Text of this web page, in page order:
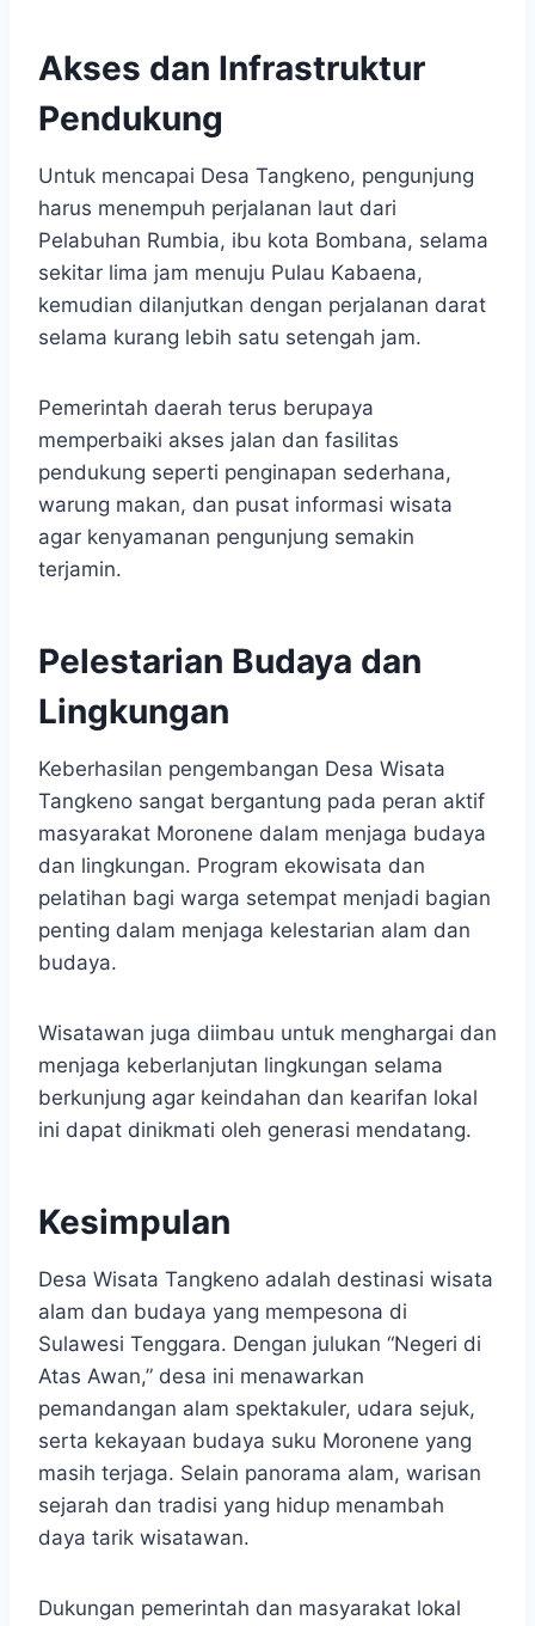
Akses dan Infrastruktur
Pendukung
Untuk mencapai Desa Tangkeno, pengunjung
harus menempuh perjalanan laut dari
Pelabuhan Rumbia, ibu kota Bombana, selama
sekitar lima jam menuju Pulau Kabaena,
kemudian dilanjutkan dengan perjalanan darat
selama kurang lebih satu setengah jam.
Pemerintah daerah terus berupaya
memperbaiki akses jalan dan fasilitas
pendukung seperti penginapan sederhana,
warung makan, dan pusat informasi wisata
agar kenyamanan pengunjung semakin
terjamin.
Pelestarian Budaya dan
Lingkungan
Keberhasilan pengembangan Desa Wisata
Tangkeno sangat bergantung pada peran aktif
masyarakat Moronene dalam menjaga budaya
dan lingkungan. Program ekowisata dan
pelatihan bagi warga setempat menjadi bagian
penting dalam menjaga kelestarian alam dan
budaya.
Wisatawan juga diimbau untuk menghargai dan
menjaga keberlanjutan lingkungan selama
berkunjung agar keindahan dan kearifan lokal
ini dapat dinikmati oleh generasi mendatang.
Kesimpulan
Desa Wisata Tangkeno adalah destinasi wisata
alam dan budaya yang mempesona di
Sulawesi Tenggara. Dengan julukan “Negeri di
Atas Awan,” desa ini menawarkan
pemandangan alam spektakuler, udara sejuk,
serta kekayaan budaya suku Moronene yang
masih terjaga. Selain panorama alam, warisan
sejarah dan tradisi yang hidup menambah
daya tarik wisatawan.
Dukungan pemerintah dan masyarakat lokal